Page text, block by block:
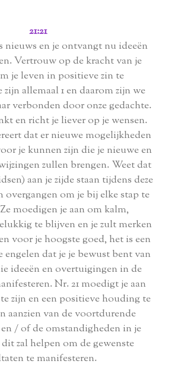
21:21
nieuws en je ontvangt nu ideeën
Vertrouw op de kracht van je
je leven in positieve zin te
allemaal 1 en daarom zijn we
verbonden door onze gedachte.
en richt je liever op je wensen.
dat er nieuwe mogelijkheden
je kunnen zijn die je nieuwe en
zullen brengen. Weet dat
aan je zijde staan ​​tijdens deze
overgangen om je bij elke stap te
moedigen je aan om kalm,
te blijven en je zult merken
voor je hoogste goed, het is een
engelen dat je je bewust bent van
ideeën en overtuigingen in de
Nr. 21 moedigt je aan
zijn en een positieve houding te
aanzien van de voortdurende
/ of de omstandigheden in je
zal helpen om de gewenste
te manifesteren.